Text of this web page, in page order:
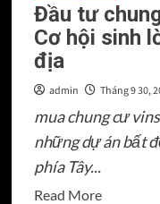
Đầu tư
Cơ hội sinh
địa
admin Tháng 9 30,
mua chung cư
những dự án bất
phía Tây...
Read MoreRead